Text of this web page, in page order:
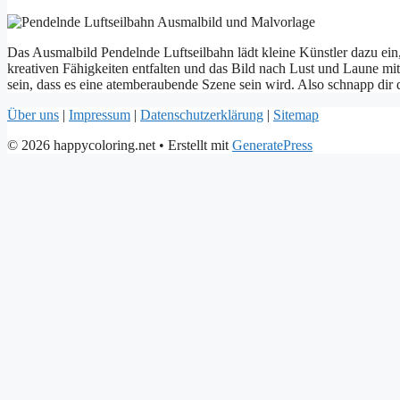
Das Ausmalbild Pendelnde Luftseilbahn lädt kleine Künstler dazu
kreativen Fähigkeiten entfalten und das Bild nach Lust und Laune
sein, dass es eine atemberaubende Szene sein wird. Also schnapp
Über uns | Impressum | Datenschutzerklärung | Sitemap
© 2026 happycoloring.net • Erstellt mit GeneratePress